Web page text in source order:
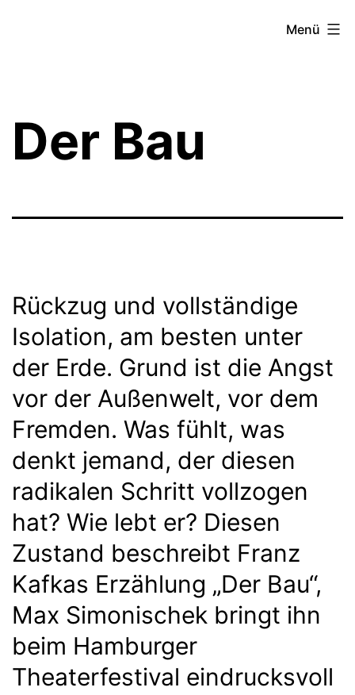
Menü
Der Bau
Rückzug und vollständige
Isolation, am besten unter
der Erde. Grund ist die Angst
vor der Außenwelt, vor dem
Fremden. Was fühlt, was
denkt jemand, der diesen
radikalen Schritt vollzogen
hat? Wie lebt er? Diesen
Zustand beschreibt Franz
Kafkas Erzählung „Der Bau“,
Max Simonischek bringt ihn
beim Hamburger
Theaterfestival eindrucksvoll